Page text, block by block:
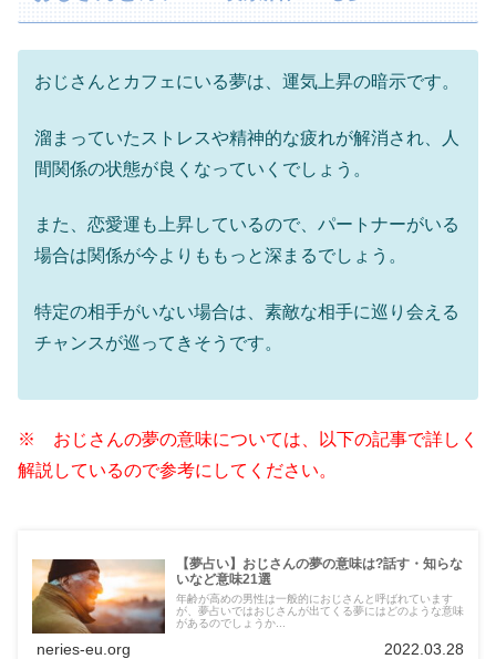
おじさんとカフェにいる夢は、運気上昇の暗示です。
溜まっていたストレスや精神的な疲れが解消され、人
間関係の状態が良くなっていくでしょう。
また、恋愛運も上昇しているので、パートナーがいる
場合は関係が今よりももっと深まるでしょう。
特定の相手がいない場合は、素敵な相手に巡り会える
チャンスが巡ってきそうです。
※ おじさんの夢の意味については、以下の記事で詳しく
解説しているので参考にしてください。
【夢占い】おじさんの夢の意味は?話す・知らな
いなど意味21選
年齢が高めの男性は一般的におじさんと呼ばれています
が、夢占いではおじさんが出てくる夢にはどのような意味
があるのでしょうか...
neries-eu.org 2022.03.28